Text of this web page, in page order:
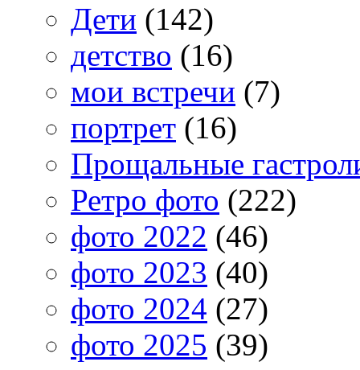
Дети (142)
детство (16)
мои встречи (7)
портрет (16)
Прощальные
Ретро фото (222)
фото 2022 (46)
фото 2023 (40)
фото 2024 (27)
фото 2025 (39)